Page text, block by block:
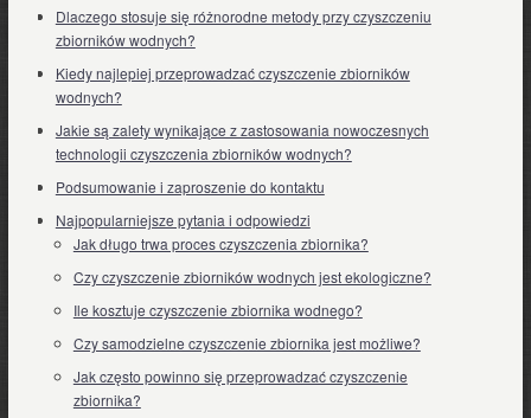
Dlaczego stosuje się różnorodne metody przy czyszczeniu
zbiorników wodnych?
Kiedy najlepiej przeprowadzać czyszczenie zbiorników
wodnych?
Jakie są zalety wynikające z zastosowania nowoczesnych
technologii czyszczenia zbiorników wodnych?
Podsumowanie i zaproszenie do kontaktu
Najpopularniejsze pytania i odpowiedzi
Jak długo trwa proces czyszczenia zbiornika?
Czy czyszczenie zbiorników wodnych jest ekologiczne?
Ile kosztuje czyszczenie zbiornika wodnego?
Czy samodzielne czyszczenie zbiornika jest możliwe?
Jak często powinno się przeprowadzać czyszczenie
zbiornika?